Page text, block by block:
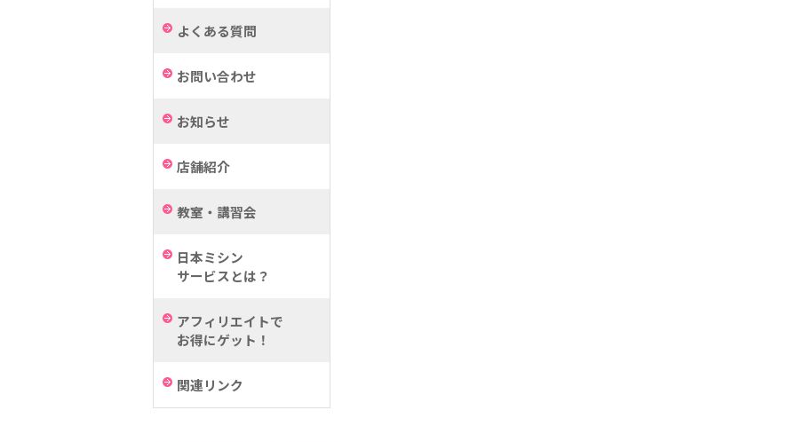
よくある質問
お問い合わせ
お知らせ
店舗紹介
教室・講習会
日本ミシン
サービスとは？
アフィリエイトで
お得にゲット！
関連リンク